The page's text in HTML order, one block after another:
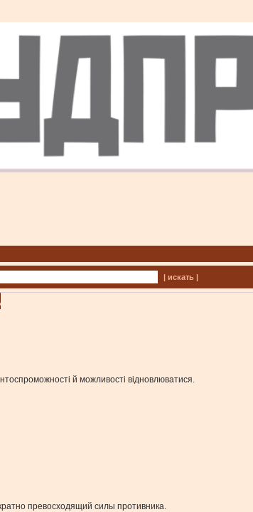
| искать |
й можливості відновлюватися.
превосходящий силы противника.